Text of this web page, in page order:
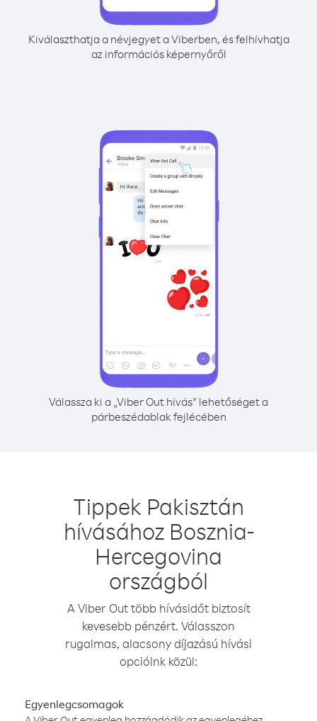
Kiválaszthatja a névjegyet a Viberben, és felhívhatja
az információs képernyőről
Válassza ki a „Viber Out hívás” lehetőséget a
párbeszédablak fejlécében
Tippek Pakisztán
hívásához Bosznia-
Hercegovina
országból
A Viber Out több hívásidőt biztosít
kevesebb pénzért. Válasszon
rugalmas, alacsony díjazású hívási
opcióink közül:
Egyenlegcsomagok